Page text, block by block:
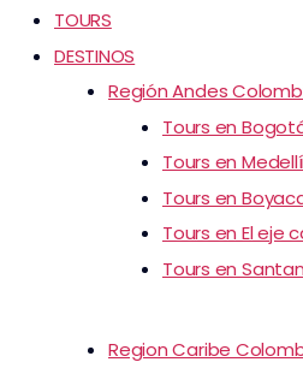
TOURS
DESTINOS
Región Andes
Tours en
Tours en
Tours en
Tours en El eje
Tours en
Region Caribe